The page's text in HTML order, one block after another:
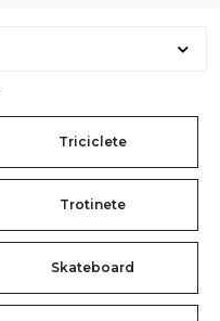
Triciclete
Trotinete
Skateboard